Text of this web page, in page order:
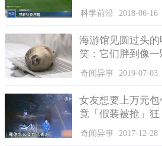
置，自己的车位想怎么搞，都是由自己
错什么。
科学前沿 2018-06-16
海游馆见圆过头
笑：它们胖到像一
奇闻异事 2019-07-03
女友想要上万元
竟「假装被抢」狂
奇闻异事 2017-12-28